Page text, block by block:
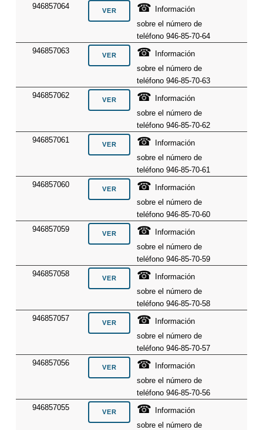
946857064
☎ Información
sobre el número de
teléfono 946-85-70-64
946857063
☎ Información
sobre el número de
teléfono 946-85-70-63
946857062
☎ Información
sobre el número de
teléfono 946-85-70-62
946857061
☎ Información
sobre el número de
teléfono 946-85-70-61
946857060
☎ Información
sobre el número de
teléfono 946-85-70-60
946857059
☎ Información
sobre el número de
teléfono 946-85-70-59
946857058
☎ Información
sobre el número de
teléfono 946-85-70-58
946857057
☎ Información
sobre el número de
teléfono 946-85-70-57
946857056
☎ Información
sobre el número de
teléfono 946-85-70-56
946857055
☎ Información
sobre el número de